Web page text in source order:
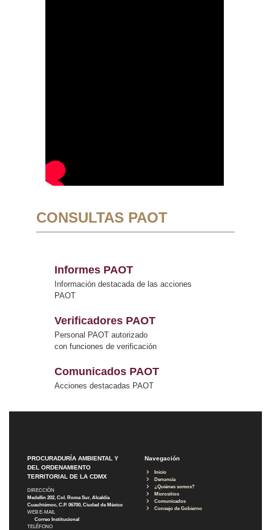
CONSULTAS PAOT
Informes PAOT
Información destacada de las acciones
PAOT
Verificadores PAOT
Personal PAOT autorizado
con funciones de verificación
Comunicados PAOT
Acciones destacadas PAOT
PROCURADURÍA AMBIENTAL Y
DEL ORDENAMIENTO
TERRITORIAL DE LA CDMX
DIRECCIÓN
Medellín 202, Col. Roma Sur, Alcaldía
Cuauhtémoc, C.P. 06700, Ciudad de México
WEB E-MAIL
Correo Institucional
TELÉFONO
Navegación
Inicio
Denuncia
¿Quiénes somos?
Micrositios
Comunicados
Consejo de Gobierno